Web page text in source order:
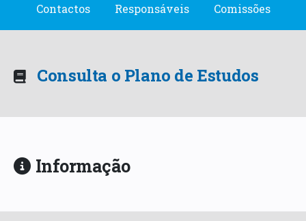
Contactos
Responsáveis Comissões
Consulta o Plano de Estudos
Informação